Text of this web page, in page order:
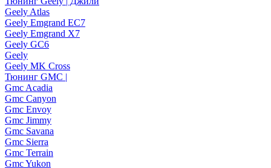
Geely Atlas
Geely Emgrand EC7
Geely Emgrand X7
Geely GC6
Geely
Geely MK Cross
Тюнинг GMC |
Gmc Acadia
Gmc Canyon
Gmc Envoy
Gmc Jimmy
Gmc Savana
Gmc Sierra
Gmc Terrain
Gmc Yukon